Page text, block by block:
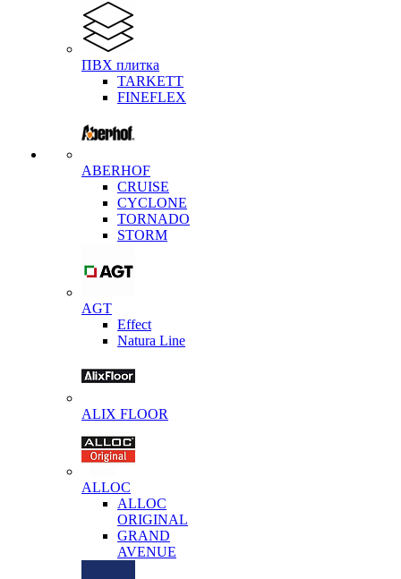
ПВХ плитка
TARKETT
FINEFLEX
ABERHOF
CRUISE
CYCLONE
TORNADO
STORM
AGT
Effect
Natura Line
ALIX FLOOR
ALLOC
ALLOC
ORIGINAL
GRAND
AVENUE